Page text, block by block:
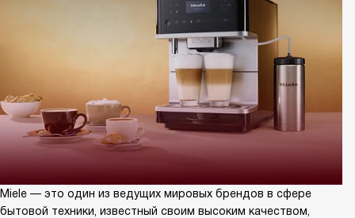
Miele — это один из ведущих мировых брендов в сфере
бытовой техники, известный своим высоким качеством,